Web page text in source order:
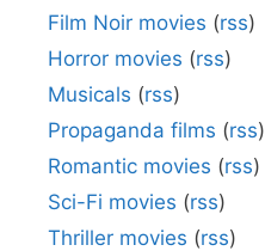
Film Noir movies (rss)
Horror movies (rss)
Musicals (rss)
Propaganda films (rss)
Romantic movies (rss)
Sci-Fi movies (rss)
Thriller movies (rss)